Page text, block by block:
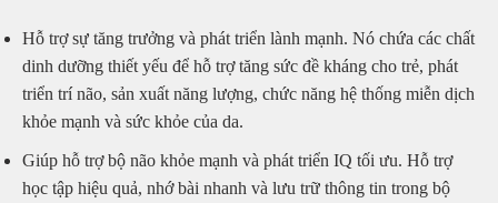
Hỗ trợ sự tăng trưởng và phát triển lành mạnh. Nó chứa các chất
dinh dưỡng thiết yếu để hỗ trợ tăng sức đề kháng cho trẻ, phát
triển trí não, sản xuất năng lượng, chức năng hệ thống miễn dịch
khỏe mạnh và sức khỏe của da.
Giúp hỗ trợ bộ não khỏe mạnh và phát triển IQ tối ưu. Hỗ trợ
học tập hiệu quả, nhớ bài nhanh và lưu trữ thông tin trong bộ